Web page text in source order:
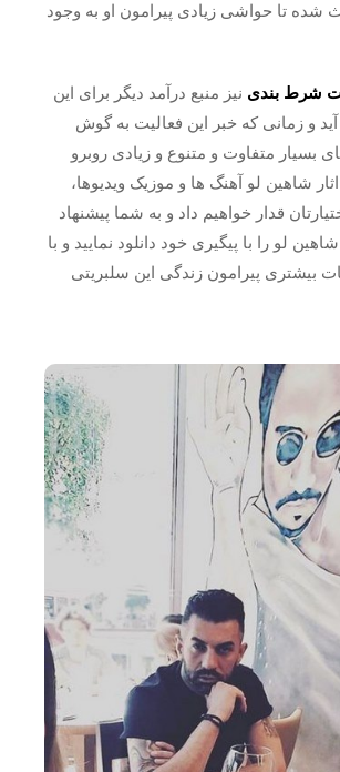
شده تا حواشی زیادی پیرامون او به وجود
شرط‌ بندی نیز منبع درآمد دیگر برای این
و زمانی که خبر این فعالیت به گوش
بسیار متفاوت و متنوع و زیادی روبرو
شاهین لو آهنگ ها و موزیک ویدیوها،
قدار خواهیم داد و به شما پیشنهاد
لو را با پیگیری خود دانلود نمایید و با
بیشتری پیرامون زندگی این سلبریتی